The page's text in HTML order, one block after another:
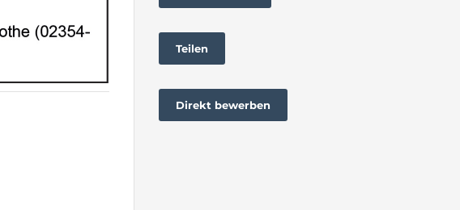
Teilen
Direkt bewerben